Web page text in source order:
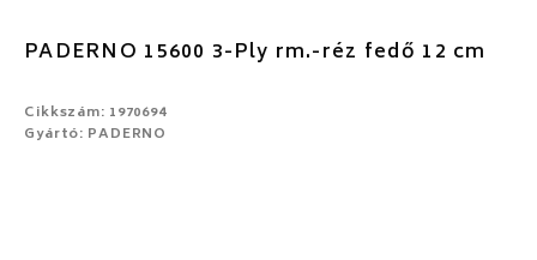
PADERNO 15600 3-Ply rm.-réz fedő 12 cm
Cikkszám: 1970694
Gyártó: PADERNO